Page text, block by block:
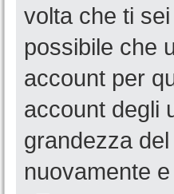
volta che ti
possibile che
account per
account degli
grandezza
nuovamente